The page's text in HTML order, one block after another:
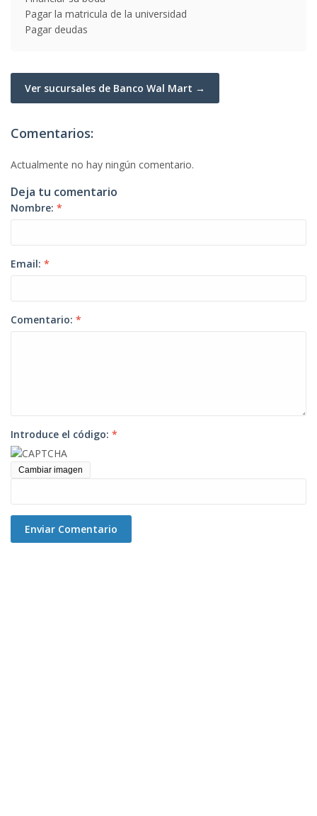
Pagar la matricula de la universidad
Pagar deudas
Ver sucursales de Banco Wal Mart →
Comentarios:
Actualmente no hay ningún comentario.
Deja tu comentario
Nombre: *
Email: *
Comentario: *
Introduce el código: *
Cambiar imagen
Enviar Comentario